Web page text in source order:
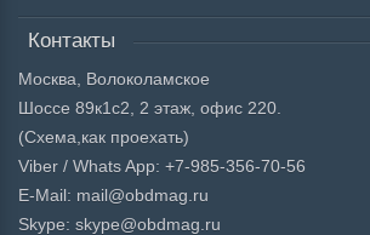
Контакты
Москва, Волоколамское
Шоссе 89к1с2, 2 этаж, офис 220.
(Схема, как проехать)
Viber / Whats App: +7-985-356-70-56
E-Mail: mail@obdmag.ru
Skype: skype@obdmag.ru